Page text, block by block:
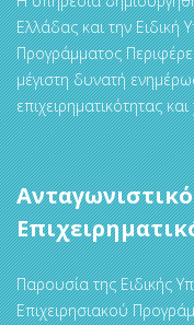
Ελλάδας και την Ειδική
Προγράμματος
μέγιστη δυνατή
επιχειρηματικότητας
Παρουσία της Ειδικής
Επιχειρησιακού